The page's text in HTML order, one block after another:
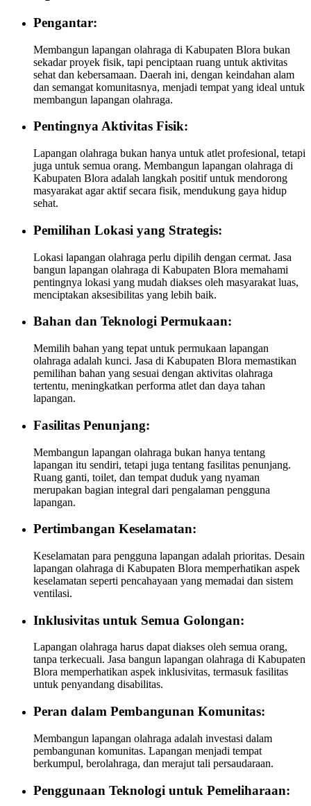
Pengantar:
Membangun lapangan olahraga di Kabupaten Blora bukan
sekadar proyek fisik, tapi penciptaan ruang untuk aktivitas
sehat dan kebersamaan. Daerah ini, dengan keindahan alam
dan semangat komunitasnya, menjadi tempat yang ideal untuk
membangun lapangan olahraga.
Pentingnya Aktivitas Fisik:
Lapangan olahraga bukan hanya untuk atlet profesional, tetapi
juga untuk semua orang. Membangun lapangan olahraga di
Kabupaten Blora adalah langkah positif untuk mendorong
masyarakat agar aktif secara fisik, mendukung gaya hidup
sehat.
Pemilihan Lokasi yang Strategis:
Lokasi lapangan olahraga perlu dipilih dengan cermat. Jasa
bangun lapangan olahraga di Kabupaten Blora memahami
pentingnya lokasi yang mudah diakses oleh masyarakat luas,
menciptakan aksesibilitas yang lebih baik.
Bahan dan Teknologi Permukaan:
Memilih bahan yang tepat untuk permukaan lapangan
olahraga adalah kunci. Jasa di Kabupaten Blora memastikan
pemilihan bahan yang sesuai dengan aktivitas olahraga
tertentu, meningkatkan performa atlet dan daya tahan
lapangan.
Fasilitas Penunjang:
Membangun lapangan olahraga bukan hanya tentang
lapangan itu sendiri, tetapi juga tentang fasilitas penunjang.
Ruang ganti, toilet, dan tempat duduk yang nyaman
merupakan bagian integral dari pengalaman pengguna
lapangan.
Pertimbangan Keselamatan:
Keselamatan para pengguna lapangan adalah prioritas. Desain
lapangan olahraga di Kabupaten Blora memperhatikan aspek
keselamatan seperti pencahayaan yang memadai dan sistem
ventilasi.
Inklusivitas untuk Semua Golongan:
Lapangan olahraga harus dapat diakses oleh semua orang,
tanpa terkecuali. Jasa bangun lapangan olahraga di Kabupaten
Blora memperhatikan aspek inklusivitas, termasuk fasilitas
untuk penyandang disabilitas.
Peran dalam Pembangunan Komunitas:
Membangun lapangan olahraga adalah investasi dalam
pembangunan komunitas. Lapangan menjadi tempat
berkumpul, berolahraga, dan merajut tali persaudaraan.
Penggunaan Teknologi untuk Pemeliharaan: